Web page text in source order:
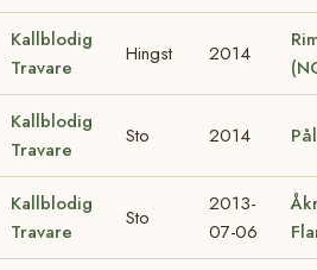
Kallblodig
Travare
Hingst 2014
Kallblodig
Travare
Sto 2014
Kallblodig
Travare
Sto
2013-
07-06